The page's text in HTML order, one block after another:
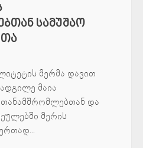
სამუშაო
მერმა დავით
მაია
თანამშრომლებთან და
მერის